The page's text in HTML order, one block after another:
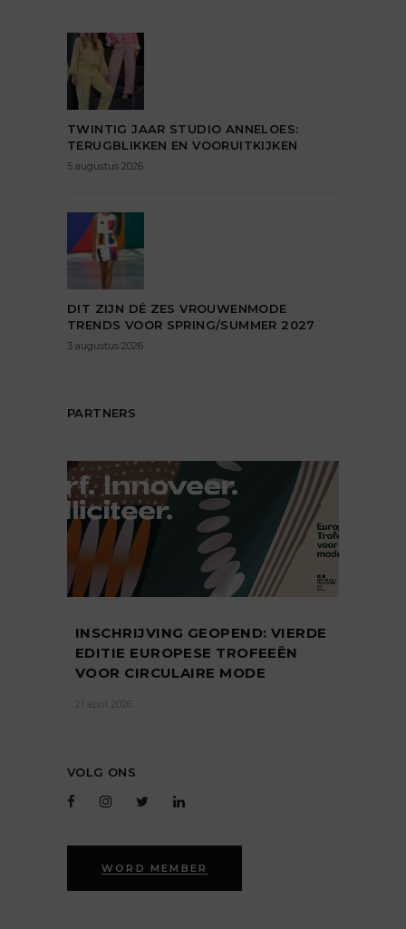
TWINTIG JAAR STUDIO ANNELOES:
TERUGBLIKKEN EN VOORUITKIJKEN
5 augustus 2026
DIT ZIJN DÉ ZES VROUWENMODE
TRENDS VOOR SPRING/SUMMER 2027
3 augustus 2026
PARTNERS
INSCHRIJVING GEOPEND: VIERDE
EDITIE EUROPESE TROFEEËN
VOOR CIRCULAIRE MODE
21 april 2026
VOLG ONS
WORD MEMBER